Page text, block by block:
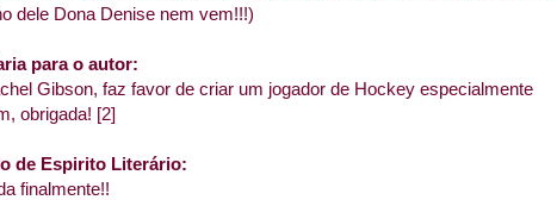
dele Dona Denise nem vem!!!)
para o autor:
Gibson, faz favor de criar um jogador de Hockey especialmente
obrigada! [2]
de Espirito Literário:
finalmente!!